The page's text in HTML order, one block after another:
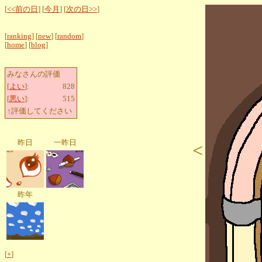
[<<前の日 ] [今月 ] [次の日>>]
[ranking] [new] [random]
[home] [blog]
みなさんの評価
[よい]:
828
[悪い]:
515
↑評価してください
昨日 一昨日
昨年
[+]
<